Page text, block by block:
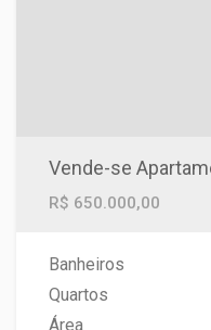
Vende-se
R$ 650.000,00
Banheiros
Quartos
Área